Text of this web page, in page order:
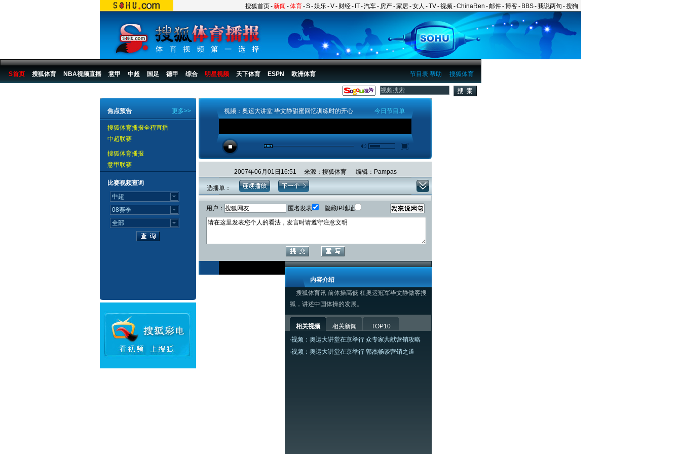
搜狐首页-新闻 -体育-S-娱乐-V- 财经- IT-汽车- 房产-家居-女人 -TV-视频-ChinaRen -邮件-博客- BBS-我说两句 -搜狗
搜狐体育
节目表 帮助
S首页 搜狐体育 NBA视频直播 意甲 中超 国足 德甲 综合 明星视频 天下体育 ESPN 欧洲体育
更多>>
焦点预告
搜狐体育播报全程直播
中超联赛
搜狐体育播报
意甲联赛
比赛视频查询
今日节目单
视频：奥运大讲堂 毕文静甜蜜回忆训练时的开心
2007年06月01日16:51 来源：搜狐体育 编辑：Pampas
选播单：
用户： 匿名发表 隐藏IP地址
内容介绍
搜狐体育讯 前体操高低 杠奥运冠军毕文静做客搜
狐，讲述中国体操的发展。
相关视频 相关新闻
TOP10
·视频：奥运大讲堂在京举行 众专家共献营销攻略
·视频：奥运大讲堂在京举行 郭杰畅谈营销之道